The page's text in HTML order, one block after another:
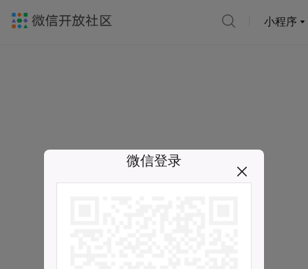
小程序
微信登录